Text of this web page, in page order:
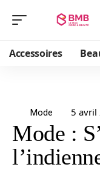
Accessoires
Mode 5 avril
Mode :